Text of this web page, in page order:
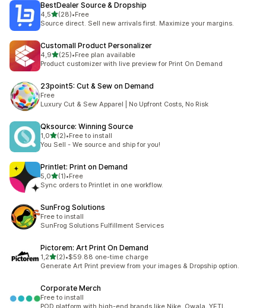
BestDealer Source & Dropship
4,5av 5 stjerner
(28)
Totalt 28 omtaler
•Free
Source direct. Sell new arrivals first. Maximize your margins.
Customall Product Personalizer
4,9av 5 stjerner
(25)
Totalt 25 omtaler
•Free plan available
Product customizer with live preview for Print On Demand
23point5: Cut & Sew on Demand
Free
Luxury Cut & Sew Apparel | No Upfront Costs, No Risk
Qksource: Winning Source
1,0av 5 stjerner
(2)
Totalt 2 omtaler
•Free to install
You Sell - We source and ship for you!
Printlet: Print on Demand
5,0av 5 stjerner
(1)
Totalt 1 omtaler
•Free
Sync orders to Printlet in one workflow.
SunFrog Solutions
Free to install
SunFrog Solutions Fulfillment Services
Pictorem: Art Print On Demand
1,2av 5 stjerner
(2)
Totalt 2 omtaler
•$59.88 one-time charge
Generate Art Print preview from your images & Dropship option.
Corporate Merch
Free to install
POD platform with high-end brands like Nike, Owala, YETI.